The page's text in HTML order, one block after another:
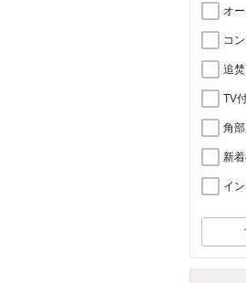
オ
コ
追
TV
角
新
イ